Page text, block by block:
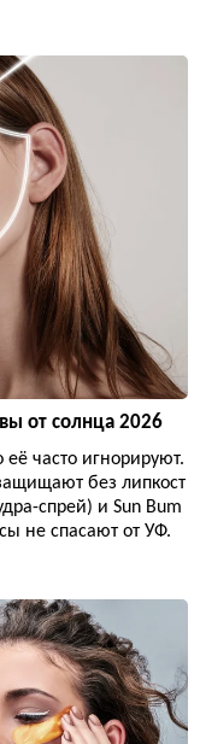
от солнца 2026
часто игнорируют.
без липкост
спрей) и Sun Bum
не спасают от УФ.